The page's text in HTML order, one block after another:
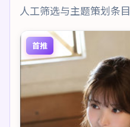
人工筛选与主题策划条目
首推